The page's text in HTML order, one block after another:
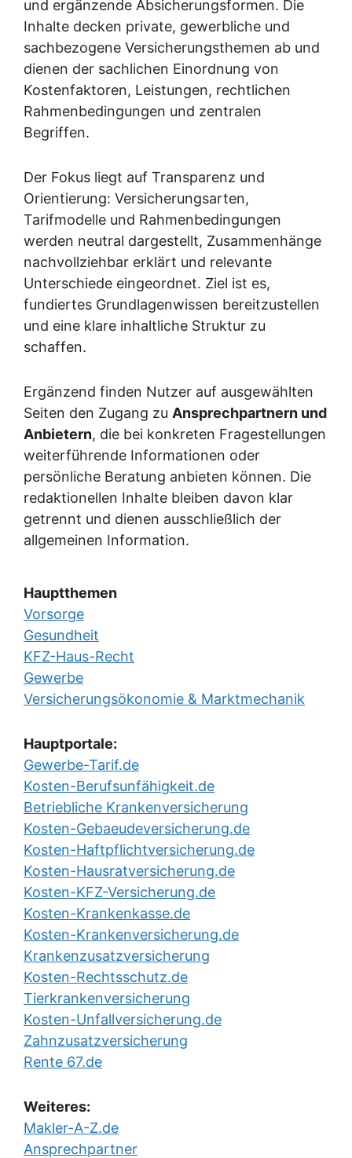
und ergänzende Absicherungsformen. Die
Inhalte decken private, gewerbliche und
sachbezogene Versicherungsthemen ab und
dienen der sachlichen Einordnung von
Kostenfaktoren, Leistungen, rechtlichen
Rahmenbedingungen und zentralen
Begriffen.
Der Fokus liegt auf Transparenz und
Orientierung: Versicherungsarten,
Tarifmodelle und Rahmenbedingungen
werden neutral dargestellt, Zusammenhänge
nachvollziehbar erklärt und relevante
Unterschiede eingeordnet. Ziel ist es,
fundiertes Grundlagenwissen bereitzustellen
und eine klare inhaltliche Struktur zu
schaffen.
Ergänzend finden Nutzer auf ausgewählten
Seiten den Zugang zu Ansprechpartnern und
Anbietern, die bei konkreten Fragestellungen
weiterführende Informationen oder
persönliche Beratung anbieten können. Die
redaktionellen Inhalte bleiben davon klar
getrennt und dienen ausschließlich der
allgemeinen Information.
Hauptthemen
Vorsorge
Gesundheit
KFZ-Haus-Recht
Gewerbe
Versicherungsökonomie & Marktmechanik
Hauptportale:
Gewerbe-Tarif.de
Kosten-Berufsunfähigkeit.de
Betriebliche Krankenversicherung
Kosten-Gebaeudeversicherung.de
Kosten-Haftpflichtversicherung.de
Kosten-Hausratversicherung.de
Kosten-KFZ-Versicherung.de
Kosten-Krankenkasse.de
Kosten-Krankenversicherung.de
Krankenzusatzversicherung
Kosten-Rechtsschutz.de
Tierkrankenversicherung
Kosten-Unfallversicherung.de
Zahnzusatzversicherung
Rente 67.de
Weiteres:
Makler-A-Z.de
Ansprechpartner